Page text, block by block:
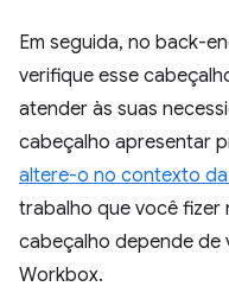
Em seguida, no back-
verifique esse
atender às suas
cabeçalho apresentar
altere-o no contexto da
trabalho que você fizer
cabeçalho depende
Workbox.